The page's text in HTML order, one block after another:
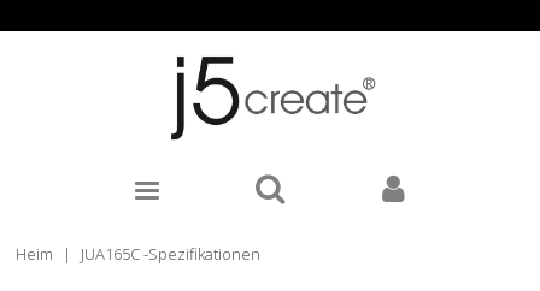
Heim | JUA165C -Spezifikationen